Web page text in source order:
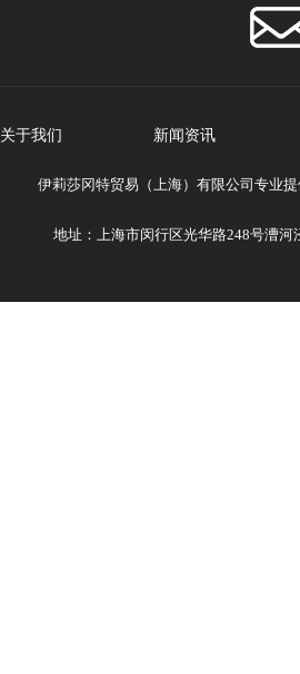
关于我们 新闻资讯
伊莉莎冈特贸易（上海）有限公司专业
地址：上海市闵行区光华路248号漕